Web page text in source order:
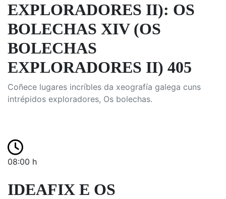
EXPLORADORES II): OS
BOLECHAS XIV (OS
BOLECHAS
EXPLORADORES II) 405
Coñece lugares incríbles da xeografía galega cuns
intrépidos exploradores, Os bolechas.
08:00 h
IDEAFIX E OS